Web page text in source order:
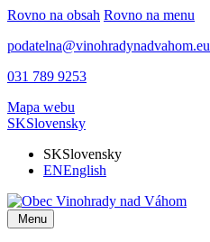
Rovno na obsah Rovno na menu
podatelna@vinohradynadvahom.eu
031 789 9253
Mapa webu
SKSlovensky
SKSlovensky
ENEnglish
Menu